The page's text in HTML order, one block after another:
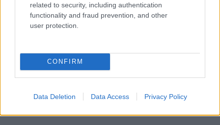
related to security, including authentication
functionality and fraud prevention, and other
user protection.
CONFIRM
Data Deletion Data Access Privacy Policy